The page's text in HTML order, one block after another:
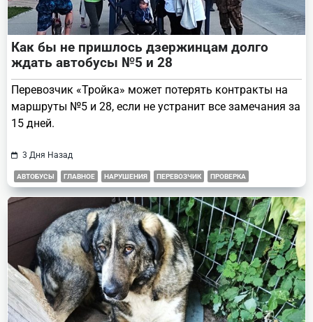
Как бы не пришлось дзержинцам долго
ждать автобусы №5 и 28
Перевозчик «Тройка» может потерять контракты на
маршруты №5 и 28, если не устранит все замечания за
15 дней.
3 Дня Назад
АВТОБУСЫ ГЛАВНОЕ НАРУШЕНИЯ ПЕРЕВОЗЧИК ПРОВЕРКА